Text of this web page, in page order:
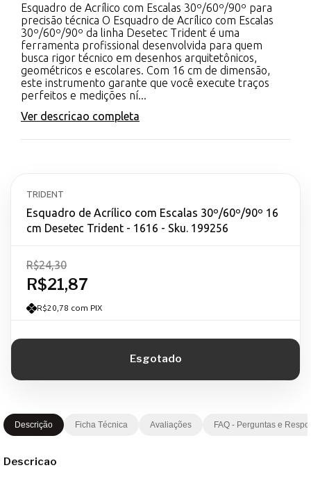
Esquadro de Acrílico com Escalas 30º/60º/90º para
precisão técnica O Esquadro de Acrílico com Escalas
30º/60º/90º da linha Desetec Trident é uma
ferramenta profissional desenvolvida para quem
busca rigor técnico em desenhos arquitetônicos,
geométricos e escolares. Com 16 cm de dimensão,
este instrumento garante que você execute traços
perfeitos e medições ní...
Ver descricao completa
TRIDENT
Esquadro de Acrílico com Escalas 30º/60º/90º 16
cm Desetec Trident - 1616 - Sku. 199256
R$21,87
R$24,30
R$20,78 com PIX
Descrição Ficha Técnica Avaliações FAQ - Perguntas e
Descricao